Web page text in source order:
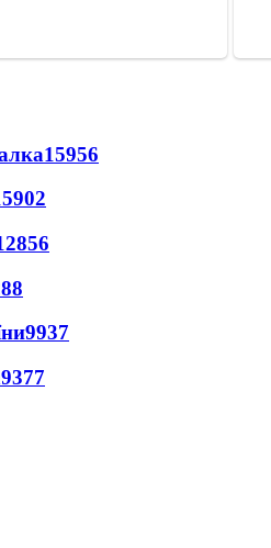
15956
9937
9377